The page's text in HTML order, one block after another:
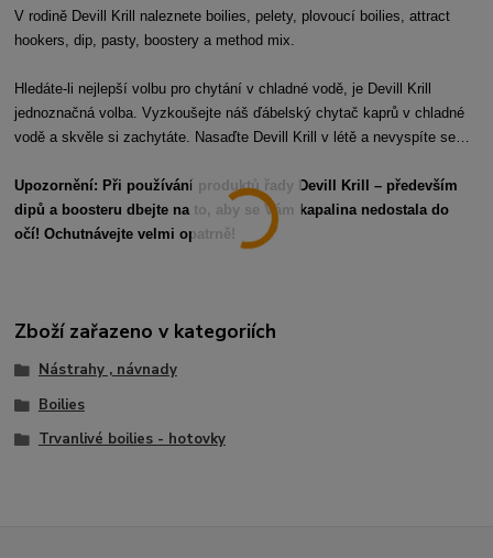
V rodině Devill Krill naleznete boilies, pelety, plovoucí boilies, attract
hookers, dip, pasty, boostery a method mix.
Hledáte-li nejlepší volbu pro chytání v chladné vodě, je Devill Krill
jednoznačná volba. Vyzkoušejte náš ďábelský chytač kaprů v chladné
vodě a skvěle si zachytáte. Nasaďte Devill Krill v létě a nevyspíte se…
Upozornění: Při používání produktů řady Devill Krill – především
dipů a boosteru dbejte na to, aby se Vám kapalina nedostala do
očí! Ochutnávejte velmi opatrně!
Zboží zařazeno v kategoriích
Nástrahy , návnady
Boilies
Trvanlivé boilies - hotovky